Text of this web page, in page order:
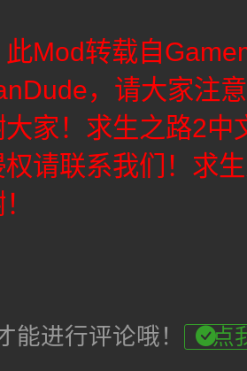
Mod转载自
，请大家注
家！求生之路2中
请联系我们！求
能进行评论哦！ 点